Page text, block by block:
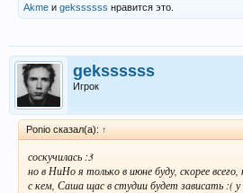
Akme и gekssssss нравится это.
gekssssss
Игрок
Ponio сказал(а): ↑
соскучилась :3
но в НиНо я только в июне буду, скорее
с кем, Саша щас в студии будет зависать :(